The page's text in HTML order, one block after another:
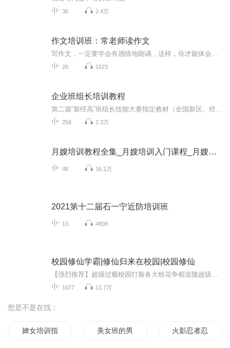
36 2.4万
作文培训班：常老师读作文
26 1523
企业班组长培训教程
258 2.3万
月嫂培训教程全集_月嫂培训入门课程_月嫂培训内容
48 16.1万
2021第十二届石一宁近防培训班
13 4808
校园修仙学霸|修仙归来在校园|校园修仙
1077 11.7万
您是不是在找：
婢女培训指南 美女班的男班长 火影忍者忍神训